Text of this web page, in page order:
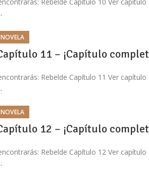
11 – ¡Capítulo
Rebelde Capítulo 11 Ver
12 – ¡Capítulo
Rebelde Capítulo 12 Ver